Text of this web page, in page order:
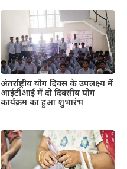
अंतर्राष्ट्रीय योग दिवस के उपलक्ष्य में
आईटीआई में दो दिवसीय योग
कार्यक्रम का हुआ शुभारंभ